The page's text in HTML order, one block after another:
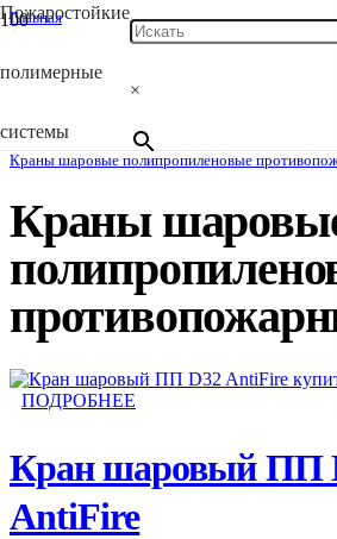
Пожаростойкие
полимерные
системы
×
Главная
/
/
Фитинги для полимерных труб
Комбинированные фитинги ПП
/
Краны шаровые полипропиленовые
Краны
ПОДРОБНЕЕ
Кран шаровый ПП
AntiFire